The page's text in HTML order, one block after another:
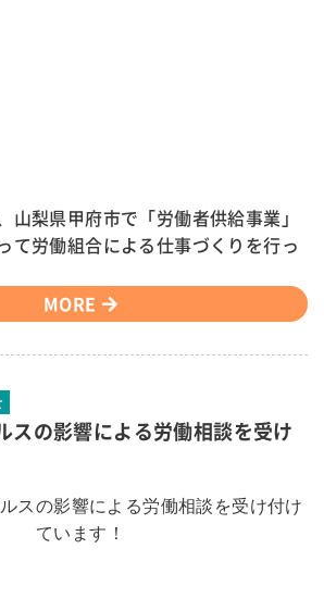
山梨県甲府市で「労働者供給事業」
て労働組合による仕事づくりを行っ
MORE
スの影響による労働相談を受け